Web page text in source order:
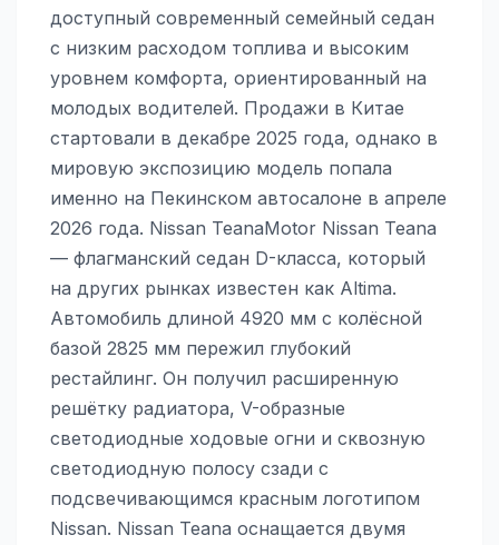
доступный современный семейный седан
с низким расходом топлива и высоким
уровнем комфорта, ориентированный на
молодых водителей. Продажи в Китае
стартовали в декабре 2025 года, однако в
мировую экспозицию модель попала
именно на Пекинском автосалоне в апреле
2026 года. Nissan TeanaMotor Nissan Teana
— флагманский седан D-класса, который
на других рынках известен как Altima.
Автомобиль длиной 4920 мм с колёсной
базой 2825 мм пережил глубокий
рестайлинг. Он получил расширенную
решётку радиатора, V-образные
светодиодные ходовые огни и сквозную
светодиодную полосу сзади с
подсвечивающимся красным логотипом
Nissan. Nissan Teana оснащается двумя